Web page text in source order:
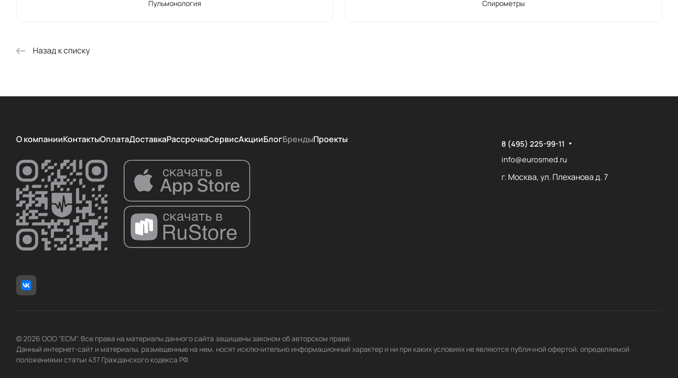
Пульмонология Спирометры
Назад к списку
О компанииКонтактыОплатаДоставкаРассрочкаСервисАкцииБлогБрендыПроекты
8 (495) 225-99-11
info@eurosmed.ru
г. Москва, ул. Плеханова д. 7
© 2026 ООО "ЕСМ". Все права на материалы данного сайта защищены законом об авторском праве.
Данный интернет-сайт и материалы, размещенные на нем, носят исключительно информационный характер и ни при каких условиях не являются публичной офертой, определяемой
положениями статьи 437 Гражданского кодекса РФ.